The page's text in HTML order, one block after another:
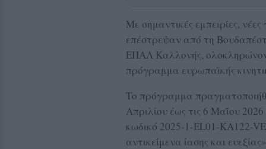
Με σημαντικές εμπειρίες,
επέστρεψαν από τη
ΕΠΑΛ Καλλονής,
πρόγραμμα ευρωπαϊκής
Το πρόγραμμα
Απριλίου έως τις 6 Μαΐου
κωδικό 2025-1-EL01-KA122-
αντικείμενα ίασης και